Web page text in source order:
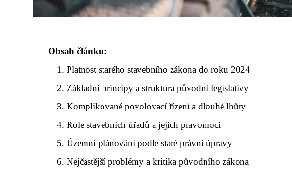
Obsah článku:
Platnost starého stavebního zákona do roku 2024
Základní principy a struktura původní legislativy
Komplikované povolovací řízení a dlouhé lhůty
Role stavebních úřadů a jejich pravomoci
Územní plánování podle staré právní úpravy
Nejčastější problémy a kritika původního zákona